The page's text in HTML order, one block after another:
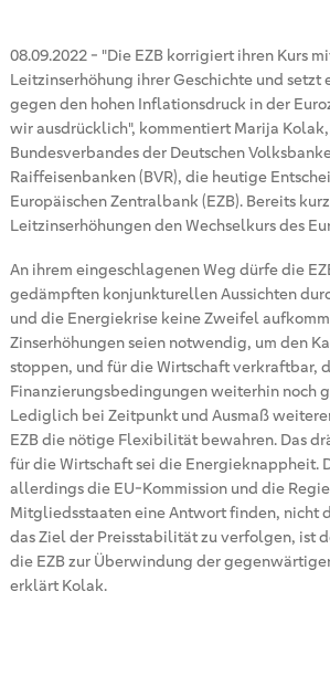
08.09.2022- "Die EZB korrigiert ihren Kurs
Leitzinserhöhung ihrer Geschichte und setzt
gegen den hohen Inflationsdruck in der
wir ausdrücklich", kommentiert Marija
Bundesverbandes der Deutschen
Raiffeisenbanken (BVR), die heutige
Europäischen Zentralbank (EZB). Bereits
Leitzinserhöhungen den Wechselkurs des
An ihrem eingeschlagenen Weg dürfe die
gedämpften konjunkturellen Aussichten
und die Energiekrise keine Zweifel
Zinserhöhungen seien notwendig, um den
stoppen, und für die Wirtschaft verkraftbar,
Finanzierungsbedingungen weiterhin noch
Lediglich bei Zeitpunkt und Ausmaß
EZB die nötige Flexibilität bewahren. Das
für die Wirtschaft sei die Energieknappheit.
allerdings die EU-Kommission und die
Mitgliedsstaaten eine Antwort finden, nicht
das Ziel der Preisstabilität zu verfolgen, ist
die EZB zur Überwindung der
erklärt Kolak.